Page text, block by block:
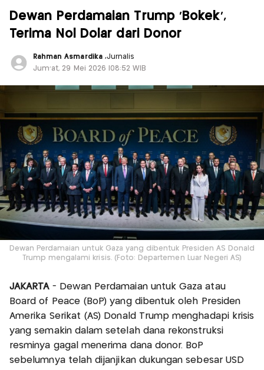
Dewan Perdamaian Trump ‘Bokek’,
Terima Nol Dolar dari Donor
Rahman Asmardika ,Jurnalis
Jum'at, 29 Mei 2026 |08:52 WIB
Dewan Perdamaian untuk Gaza yang dibentuk Presiden AS Donald
Trump mengalami krisis. (Foto: Departemen Luar Negeri AS)
JAKARTA - Dewan Perdamaian untuk Gaza atau
Board of Peace (BoP) yang dibentuk oleh Presiden
Amerika Serikat (AS) Donald Trump menghadapi krisis
yang semakin dalam setelah dana rekonstruksi
resminya gagal menerima dana donor. BoP
sebelumnya telah dijanjikan dukungan sebesar USD